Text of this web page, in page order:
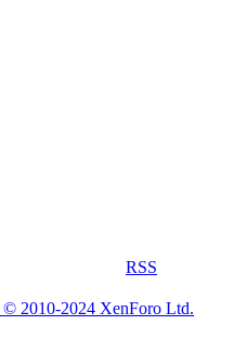
RSS
© 2010-2024 XenForo Ltd.